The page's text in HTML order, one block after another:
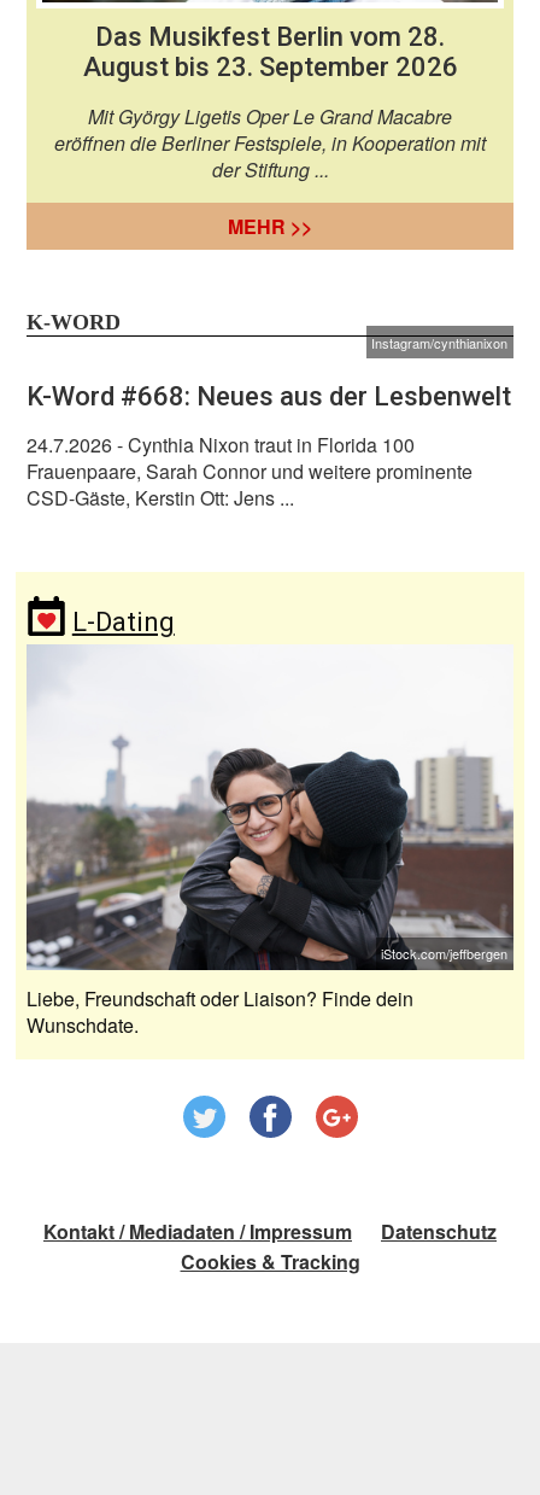
Das Musikfest Berlin vom 28.
August bis 23. September 2026
Mit György Ligetis Oper Le Grand Macabre
eröffnen die Berliner Festspiele, in Kooperation mit
der Stiftung ...
MEHR >>
K-WORD
Instagram/cynthianixon
K-Word #668: Neues aus der Lesbenwelt
24.7.2026- Cynthia Nixon traut in Florida 100
Frauenpaare, Sarah Connor und weitere prominente
CSD-Gäste, Kerstin Ott: Jens ...
L-Dating
iStock.com/jeffbergen
Liebe, Freundschaft oder Liaison? Finde dein
Wunschdate.
Kontakt / Mediadaten / Impressum
Datenschutz
Cookies & Tracking